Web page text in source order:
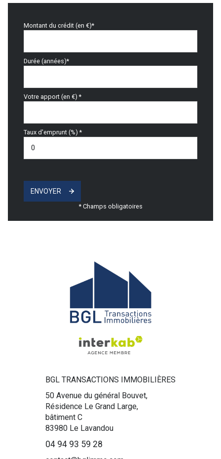
Montant du crédit (en €)*
Durée (années)*
Votre apport (en €) *
Taux d'emprunt (%) *
ENVOYER
* Champs obligatoires
BGL TRANSACTIONS IMMOBILIÈRES
50 Avenue du général Bouvet,
Résidence Le Grand Large,
bâtiment C
83980 Le Lavandou
04 94 93 59 28